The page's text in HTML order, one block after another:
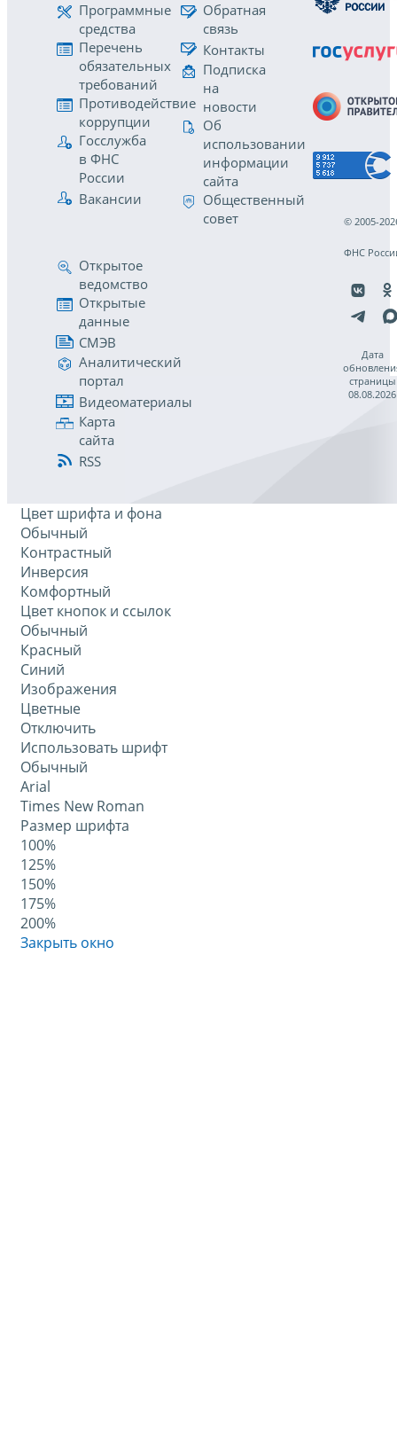
Программные
средства
Перечень
обязательных
требований
Противодействие
коррупции
Госслужба
в ФНС
России
Вакансии
Обратная
связь
Контакты
Подписка
на
новости
Об
использовании
информации
сайта
Общественный
совет
Открытое
ведомство
Открытые
данные
СМЭВ
Аналитический
портал
Видеоматериалы
Карта
сайта
RSS
© 2005-
ФНС
Дата
страницы
08.08.2026
Цвет шрифта и фона
Обычный
Контрастный
Инверсия
Комфортный
Цвет кнопок и ссылок
Обычный
Красный
Синий
Изображения
Цветные
Отключить
Использовать шрифт
Обычный
Arial
Times New Roman
Размер шрифта
100%
125%
150%
175%
200%
Закрыть окно